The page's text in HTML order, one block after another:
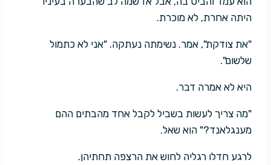
היתה אחרת, לא מוכרת.
"את צודקת", אמר. נשימתה נעתקה. "אני לא כתמול
שלשום".
היא לא אמרה דבר.
"מה צריך לעשות בשביל לקבל אחד מהבתים ההם
מענגלאנד?" הוא שאל.
לרגע חדלו רגליה לחוש את הרצפה תחתיהן.